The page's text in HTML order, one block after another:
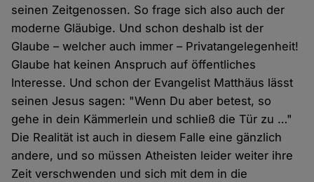
seinen Zeitgenossen. So frage sich also auch der
moderne Gläubige. Und schon deshalb ist der
Glaube – welcher auch immer – Privatangelegenheit!
Glaube hat keinen Anspruch auf öffentliches
Interesse. Und schon der Evangelist Matthäus lässt
seinen Jesus sagen: "Wenn Du aber betest, so
gehe in dein Kämmerlein und schließ die Tür zu …"
Die Realität ist auch in diesem Falle eine gänzlich
andere, und so müssen Atheisten leider weiter ihre
Zeit verschwenden und sich mit dem in die